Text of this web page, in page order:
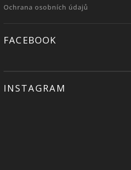
Ochrana osobních údajů
FACEBOOK
INSTAGRAM